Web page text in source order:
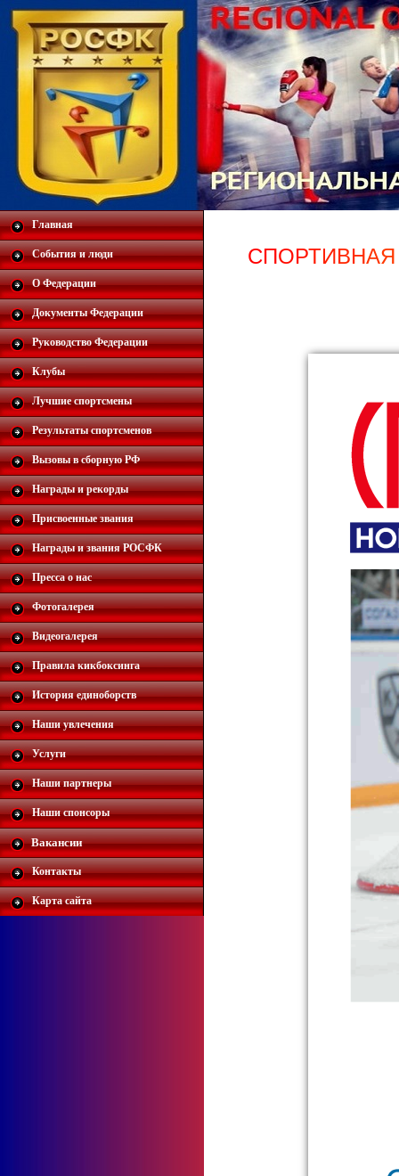
Главная
События и люди
О Федерации
Документы Федерации
Руководство Федерации
Клубы
Лучшие спортсмены
Результаты спортсменов
Вызовы в сборную РФ
Награды и рекорды
Присвоенные звания
Награды и звания РОСФК
Пресса о нас
Фотогалерея
Видеогалерея
Правила кикбоксинга
История единоборств
Наши увлечения
Услуги
Наши партнеры
Наши спонсоры
Вакансии
Контакты
Карта сайта
СПОРТИВНАЯ